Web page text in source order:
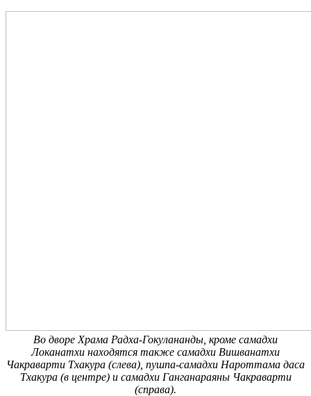
Во дворе Храма Радха-Гокулананды, кроме самадхи
Локанатхи находятся также самадхи Вишванатхи
Чакраварти Тхакура (слева), пушпа-самадхи Нароттама даса
Тхакура (в центре) и самадхи Ганганараяны Чакраварти
(справа).